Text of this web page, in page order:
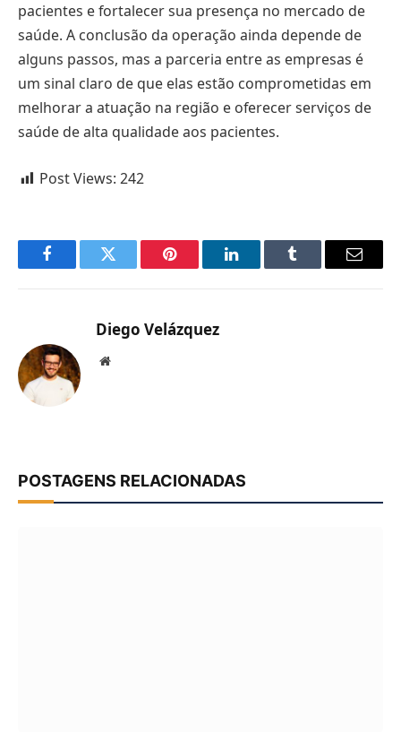
pacientes e fortalecer sua presença no mercado de
saúde. A conclusão da operação ainda depende de
alguns passos, mas a parceria entre as empresas é
um sinal claro de que elas estão comprometidas em
melhorar a atuação na região e oferecer serviços de
saúde de alta qualidade aos pacientes.
Post Views: 242
FacebookTwitter Pinterest LinkedInTumblr Email
Diego Velázquez
Website
POSTAGENS RELACIONADAS